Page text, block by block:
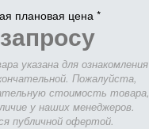
плановая цена *
указана для ознакомления
Пожалуйста,
стоимость товара,
у наших менеджеров.
публичной офертой.